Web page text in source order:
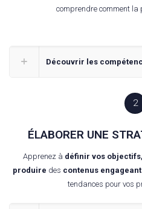
comprendre comment la
Découvrir les
2
ÉLABORER UNE
Apprenez à définir vos
produire des contenus
tendances pour vos